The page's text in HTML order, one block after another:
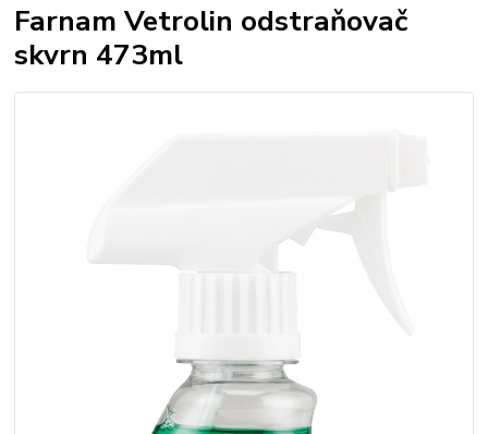
Farnam Vetrolin odstraňovač
skvrn 473ml